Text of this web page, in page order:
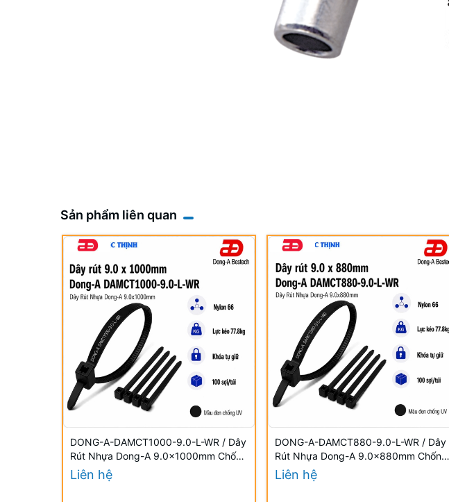
Sản phẩm liên quan
DONG-A-DAMCT1000-9.0-L-WR / Dây
Rút Nhựa Dong-A 9.0×1000mm Chống
UV
Liên hệ
DONG-A-DAMCT880-9.0-L-WR / Dây
Rút Nhựa Dong-A 9.0×880mm Chống
UV
Liên hệ